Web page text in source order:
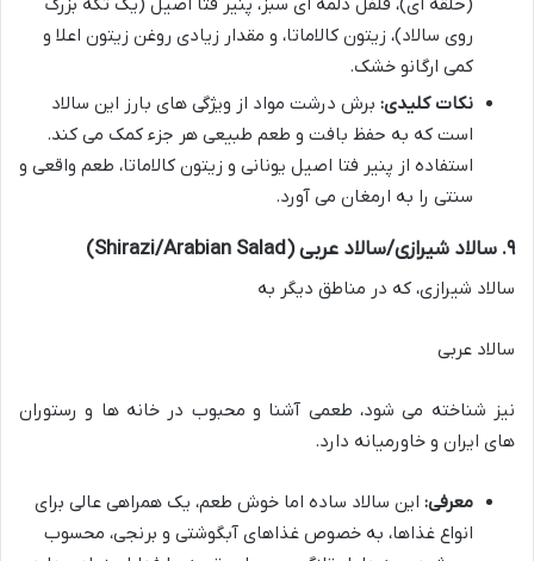
روی سالاد)، زیتون کالاماتا، و مقدار زیادی روغن زیتون اعلا و
کمی ارگانو خشک.
نکات کلیدی: برش درشت مواد از ویژگی های بارز این سالاد
است که به حفظ بافت و طعم طبیعی هر جزء کمک می کند.
استفاده از پنیر فتا اصیل یونانی و زیتون کالاماتا، طعم واقعی و
سنتی را به ارمغان می آورد.
۹. سالاد شیرازی/سالاد عربی (Shirazi/Arabian Salad)
سالاد شیرازی، که در مناطق دیگر به
سالاد عربی
نیز شناخته می شود، طعمی آشنا و محبوب در خانه ها و رستوران
های ایران و خاورمیانه دارد.
معرفی: این سالاد ساده اما خوش طعم، یک همراهی عالی برای
انواع غذاها، به خصوص غذاهای آبگوشتی و برنجی، محسوب